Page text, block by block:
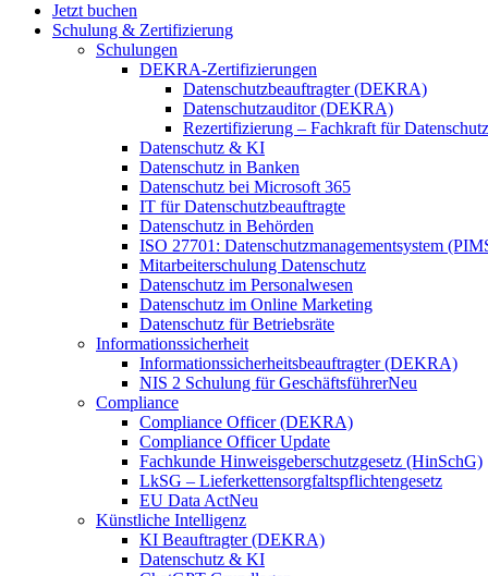
Jetzt buchen
Schulung & Zertifizierung
Schulungen
DEKRA-Zertifizierungen
Datenschutzbeauftragter (DEKRA)
Datenschutzauditor (DEKRA)
Rezertifizierung – Fachkraft für
Datenschutz & KI
Datenschutz in Banken
Datenschutz bei Microsoft 365
IT für Datenschutzbeauftragte
Datenschutz in Behörden
ISO 27701: Datenschutzmanagementsystem
Mitarbeiterschulung Datenschutz
Datenschutz im Personalwesen
Datenschutz im Online Marketing
Datenschutz für Betriebsräte
Informationssicherheit
Informationssicherheitsbeauftragter (DEKRA)
NIS 2 Schulung für GeschäftsführerNeu
Compliance
Compliance Officer (DEKRA)
Compliance Officer Update
Fachkunde Hinweisgeberschutzgesetz (HinSchG)
LkSG – Lieferkettensorgfaltspflichtengesetz
EU Data ActNeu
Künstliche Intelligenz
KI Beauftragter (DEKRA)
Datenschutz & KI